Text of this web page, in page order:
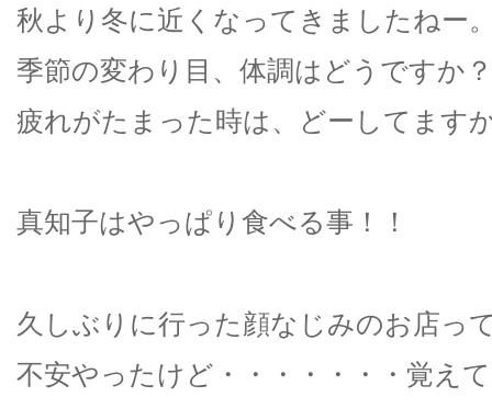
秋より冬に近くなってきましたねー
季節の変わり目、体調はどうですか？
疲れがたまった時は、どーしてます
真知子はやっぱり食べる事！！
久しぶりに行った顔なじみのお店っ
不安やったけど・・・・・・・覚え